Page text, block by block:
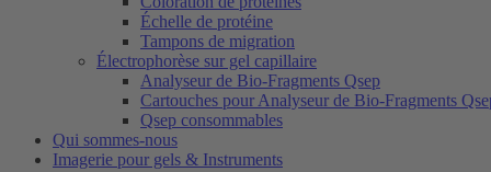
Échelle de protéine
Tampons de migration
Électrophorèse sur gel capillaire
Analyseur de Bio-Fragments Qsep
Cartouches pour Analyseur de Bio-Fragments
Qsep consommables
Qui sommes-nous
Imagerie pour gels & Instruments